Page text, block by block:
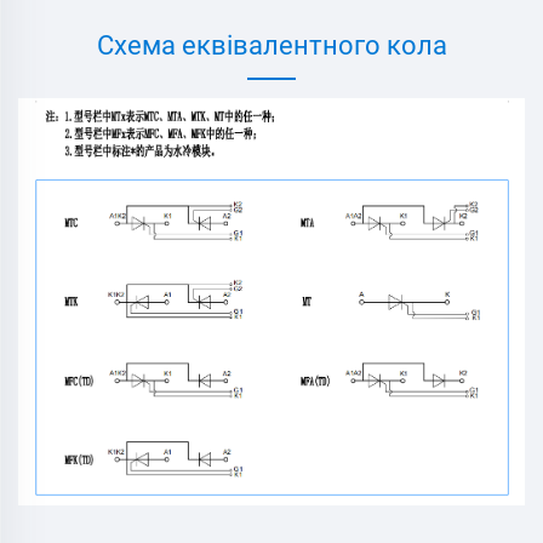
Схема еквівалентного кола